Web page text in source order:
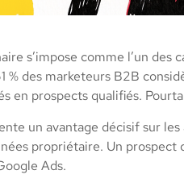
s’impose comme l’un
% des marketeurs B2B
en prospects qualifiés.
un avantage décisif sur
propriétaire. Un
Ads.